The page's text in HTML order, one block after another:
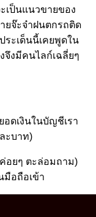
เป็นแนวขายของ
ยจ๊ะจ๋าฝนตกรถติด
ระเด็นนี้เคยพูดใน
งมีคนไลก์เฉลี่ยๆ
อดเงินในบัญชีเรา
ะบาท)
อยๆ ตะล่อมถาม)
มือถือเข้า